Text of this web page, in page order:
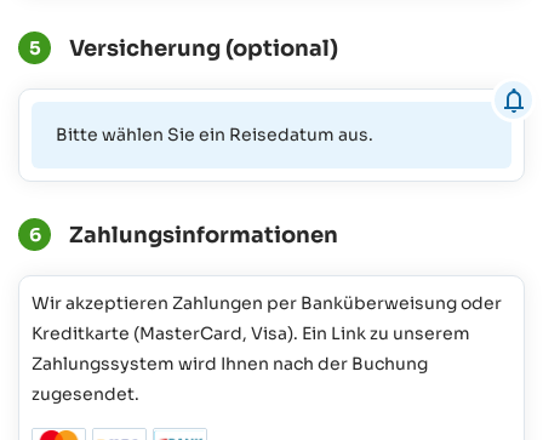
5 Versicherung (optional)
Bitte wählen Sie ein Reisedatum aus.
6 Zahlungsinformationen
Wir akzeptieren Zahlungen per Banküberweisung oder
Kreditkarte (MasterCard, Visa). Ein Link zu unserem
Zahlungssystem wird Ihnen nach der Buchung
zugesendet.